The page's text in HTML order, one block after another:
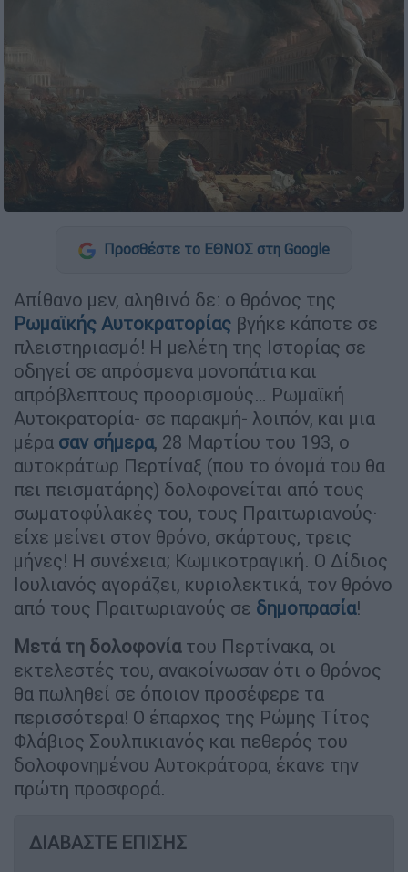
Προσθέστε το ΕΘΝΟΣ στη Google
Απίθανο μεν, αληθινό δε: ο θρόνος της
Ρωμαϊκής Αυτοκρατορίας βγήκε κάποτε σε
πλειστηριασμό! Η μελέτη της Ιστορίας σε
οδηγεί σε απρόσμενα μονοπάτια και
απρόβλεπτους προορισμούς… Ρωμαϊκή
Αυτοκρατορία- σε παρακμή- λοιπόν, και μια
μέρα σαν σήμερα, 28 Μαρτίου του 193, ο
αυτοκράτωρ Περτίναξ (που το όνομά του θα
πει πεισματάρης) δολοφονείται από τους
σωματοφύλακές του, τους Πραιτωριανούς·
είχε μείνει στον θρόνο, σκάρτους, τρεις
μήνες! Η συνέχεια; Κωμικοτραγική. Ο Δίδιος
Ιουλιανός αγοράζει, κυριολεκτικά, τον θρόνο
από τους Πραιτωριανούς σε δημοπρασία!
Μετά τη δολοφονίατου Περτίνακα, οι
εκτελεστές του, ανακοίνωσαν ότι ο θρόνος
θα πωληθεί σε όποιον προσέφερε τα
περισσότερα! Ο έπαρχος της Ρώμης Τίτος
Φλάβιος Σουλπικιανός και πεθερός του
δολοφονημένου Αυτοκράτορα, έκανε την
πρώτη προσφορά.
ΔΙΑΒΑΣΤΕ ΕΠΙΣΗΣ